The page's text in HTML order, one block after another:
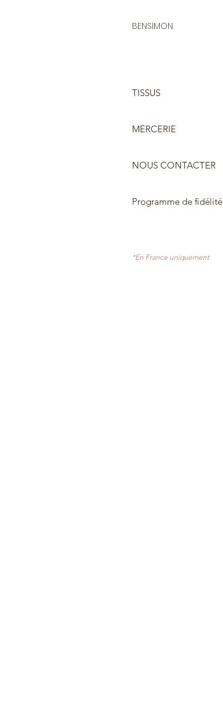
BENSIMON
TISSUS
MERCERIE
NOUS CONTACTER
Programme de fidélité
*En France uniquement